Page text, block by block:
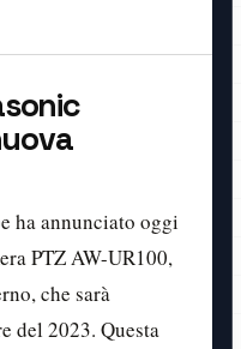
ha annunciato oggi
PTZ AW-UR100,
che sarà
del 2023. Questa